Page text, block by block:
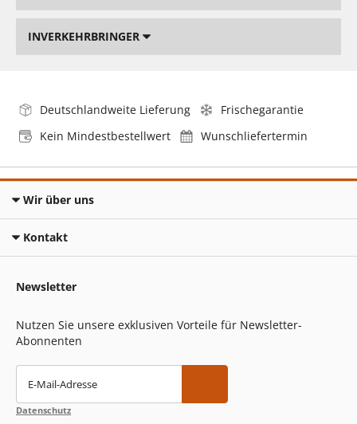
INVERKEHRBRINGER
Deutschlandweite Lieferung
Frischegarantie
Kein Mindestbestellwert
Wunschliefertermin
Wir über uns
Kontakt
Newsletter
Nutzen Sie unsere exklusiven Vorteile für Newsletter-
Abonnenten
E-Mail-Adresse
Datenschutz